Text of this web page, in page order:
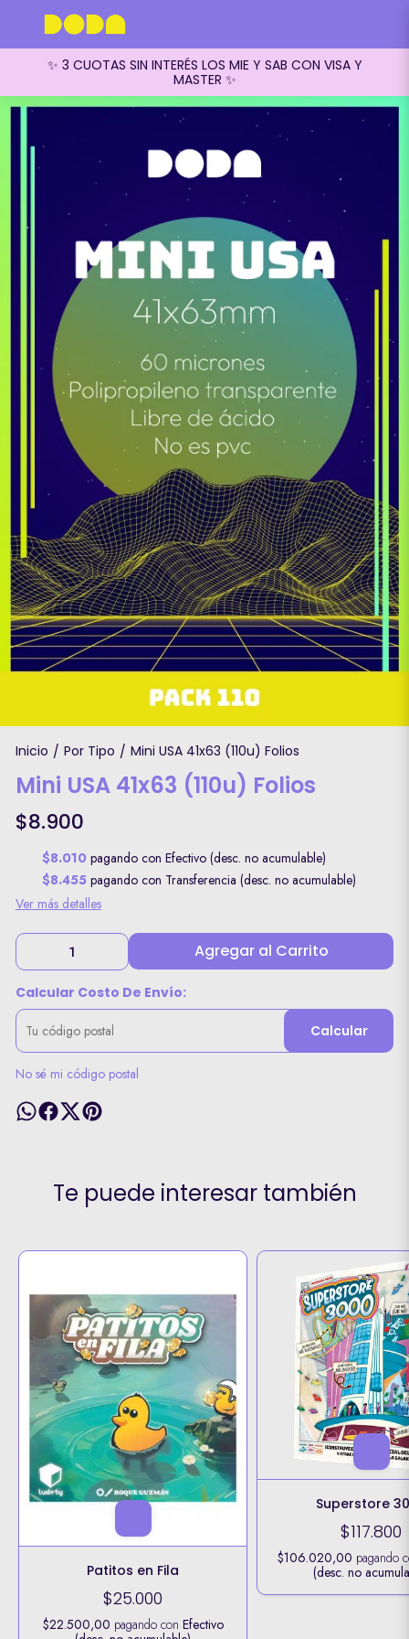
✨ 3 CUOTAS SIN INTERÉS LOS MIE Y SAB CON VISA Y
MASTER ✨
Inicio / Por Tipo / Mini USA 41x63 (110u) Folios
Mini USA 41x63 (110u) Folios
$8.900
$8.010 pagando con Efectivo (desc. no acumulable)
$8.455 pagando con Transferencia (desc. no acumulable)
Ver más detalles
Agregar al Carrito
Calcular Costo De Envío:
Calcular
No sé mi código postal
Te puede interesar también
Patitos en Fila
$25.000
$22.500,00 pagando con Efectivo
Superstore
$117.800
$106.020,00 pagando
(desc. no